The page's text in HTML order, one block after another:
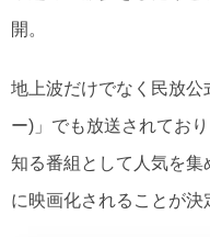
開。
地上波だけでなく民放
ー)」でも放送されてお
知る番組として人気を
に映画化されることが決